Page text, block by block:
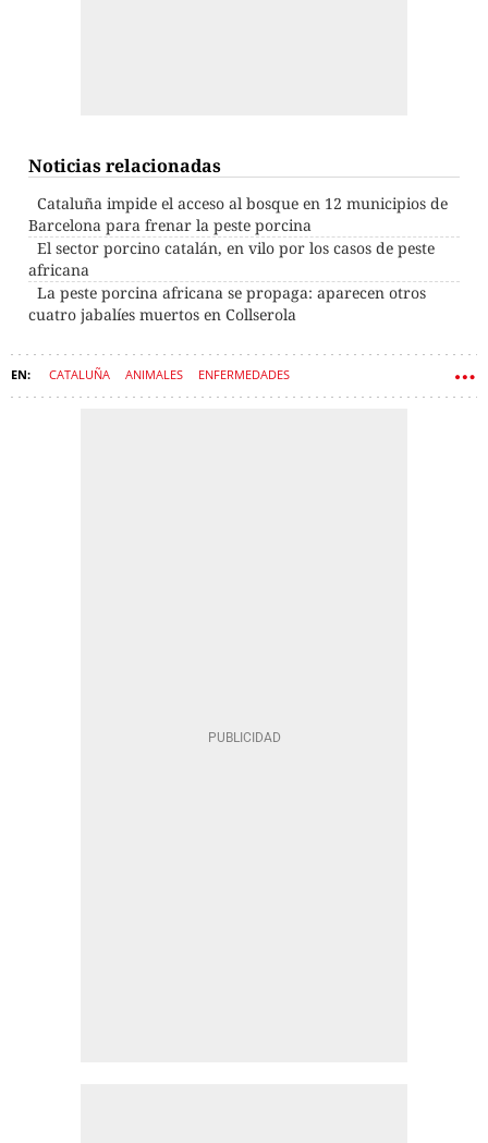
Noticias relacionadas
Cataluña impide el acceso al bosque en 12 municipios de
Barcelona para frenar la peste porcina
El sector porcino catalán, en vilo por los casos de peste
africana
La peste porcina africana se propaga: aparecen otros
cuatro jabalíes muertos en Collserola
CATALUÑA ANIMALES ENFERMEDADES